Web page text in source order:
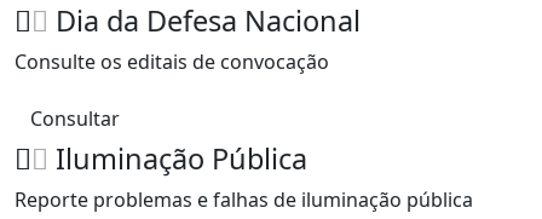
Dia da Defesa Nacional
Consulte os editais de convocação
Consultar
Iluminação Pública
Reporte problemas e falhas de iluminação pública